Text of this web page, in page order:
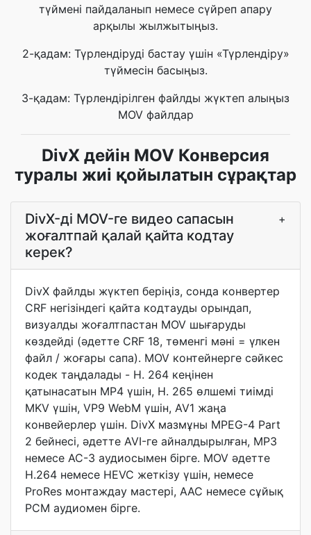
түймені пайдаланып немесе сүйреп апару
арқылы жылжытыңыз.
2-қадам: Түрлендіруді бастау үшін «Түрлендіру»
түймесін басыңыз.
3-қадам: Түрлендірілген файлды жүктеп алыңыз
MOV файлдар
DivX дейін MOV Конверсия
туралы жиі қойылатын сұрақтар
DivX-ді MOV-ге видео сапасын
жоғалтпай қалай қайта кодтау
керек?
+
DivX файлды жүктеп беріңіз, сонда конвертер
CRF негізіндегі қайта кодтауды орындап,
визуалды жоғалтпастан MOV шығаруды
көздейді (әдетте CRF 18, төменгі мәні = үлкен
файл / жоғары сапа). MOV контейнерге сәйкес
кодек таңдалады - H. 264 кеңінен
қатынасатын MP4 үшін, H. 265 өлшемі тиімді
MKV үшін, VP9 WebM үшін, AV1 жаңа
конвейерлер үшін. DivX мазмұны MPEG-4 Part
2 бейнесі, әдетте AVI-ге айналдырылған, MP3
немесе AC-3 аудиосымен бірге. MOV әдетте
H.264 немесе HEVC жеткізу үшін, немесе
ProRes монтаждау мастері, AAC немесе сұйық
PCM аудиомен бірге.